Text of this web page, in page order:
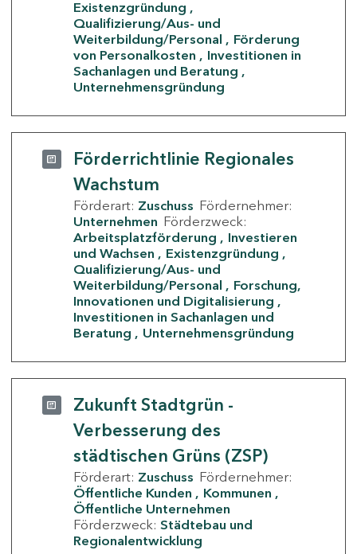
Existenzgründung
Qualifizierung/Aus- und
Weiterbildung/Personal
Förderung
von Personalkosten
Investitionen in
Sachanlagen und Beratung
Unternehmensgründung
Förderrichtlinie Regionales
Wachstum
Förderart: Zuschuss Fördernehmer:
Unternehmen Förderzweck:
Arbeitsplatzförderung
Investieren
und Wachsen
Existenzgründung
Qualifizierung/Aus- und
Weiterbildung/Personal
Forschung,
Innovationen und Digitalisierung
Investitionen in Sachanlagen und
Beratung
Unternehmensgründung
Zukunft Stadtgrün -
Verbesserung des
städtischen Grüns (ZSP)
Förderart: Zuschuss Fördernehmer:
Öffentliche Kunden
Kommunen
Öffentliche Unternehmen
Förderzweck: Städtebau und
Regionalentwicklung